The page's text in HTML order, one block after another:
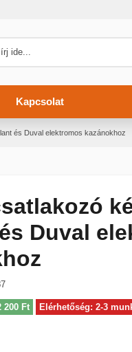
Kapcsolat
és Duval elektromos kazánokhoz
Duval
200 Ft Elérhetőség: 2-3